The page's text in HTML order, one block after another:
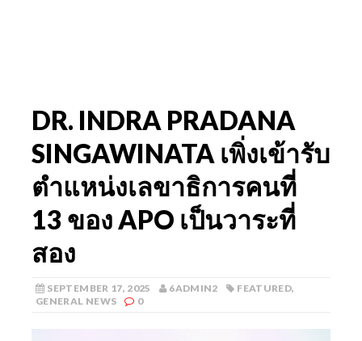
DR. INDRA PRADANA
SINGAWINATA เพิ่งเข้ารับ
ตำแหน่งเลขาธิการคนที่
13 ของ APO เป็นวาระที่
สอง
SEPTEMBER 17, 2025 6ADMIN2 FEATURED,
GENERAL NEWS
0